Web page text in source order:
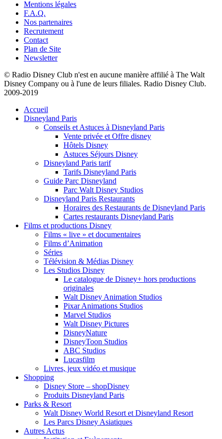
Mentions légales
F.A.Q.
Nos partenaires
Recrutement
Contact
Plan de Site
Newsletter
© Radio Disney Club n'est en aucune manière affilié à The Walt
Disney Company ou à l'une de leurs filiales. Radio Disney Club.
2009-2019
Accueil
Disneyland Paris
Conseils et Astuces à Disneyland Paris
Vente privée et Offre disney
Hôtels Disney
Astuces Séjours Disney
Disneyland Paris tarif
Tarifs Disneyland Paris
Guide Parc Disneyland
Parc Walt Disney Studios
Disneyland Paris Restaurants
Horaires des Restaurants de Disneyland Paris
Cartes restaurants Disneyland Paris
Films et productions Disney
Films « live » et documentaires
Films d’Animation
Séries
Télévision & Médias Disney
Les Studios Disney
Le catalogue de Disney+ hors productions
originales
Walt Disney Animation Studios
Pixar Animations Studios
Marvel Studios
Walt Disney Pictures
DisneyNature
DisneyToon Studios
ABC Studios
Lucasfilm
Livres, jeux vidéo et musique
Shopping
Disney Store – shopDisney
Produits Disneyland Paris
Parks & Resort
Walt Disney World Resort et Disneyland Resort
Les Parcs Disney Asiatiques
Autres Actus